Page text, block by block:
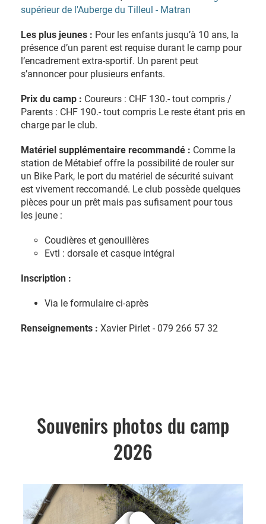
supérieur de l'Auberge du Tilleul - Matran
Les plus jeunes : Pour les enfants jusqu’à 10 ans, la
présence d’un parent est requise durant le camp pour
l’encadrement extra-sportif. Un parent peut
s’annoncer pour plusieurs enfants.
Prix du camp : Coureurs : CHF 130.- tout compris /
Parents : CHF 190.- tout compris Le reste étant pris en
charge par le club.
Matériel supplémentaire recommandé : Comme la
station de Métabief offre la possibilité de rouler sur
un Bike Park, le port du matériel de sécurité suivant
est vivement reccomandé. Le club possède quelques
pièces pour un prêt mais pas sufisament pour tous
les jeune :
Coudières et genouillères
Evtl : dorsale et casque intégral
Inscription :
Via le formulaire ci-après
Renseignements : Xavier Pirlet - 079 266 57 32
Souvenirs photos du camp
2026